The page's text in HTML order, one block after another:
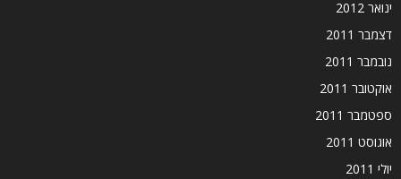
ינואר 2012
דצמבר 2011
נובמבר 2011
אוקטובר 2011
ספטמבר 2011
אוגוסט 2011
יולי 2011